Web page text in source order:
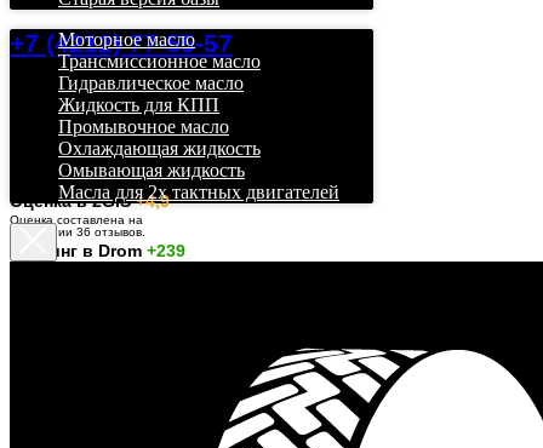
+7 (4212) 77-55-57
Оценка в 2GIS+4,9
Оценка составлена на
основании 36 отзывов.
Рейтинг в Drom +239
Моторное масло
Трансмиссионное масло
Гидравлическое масло
Жидкость для КПП
Промывочное масло
Охлаждающая жидкость
Омывающая жидкость
Масла для 2х тактных двигателей